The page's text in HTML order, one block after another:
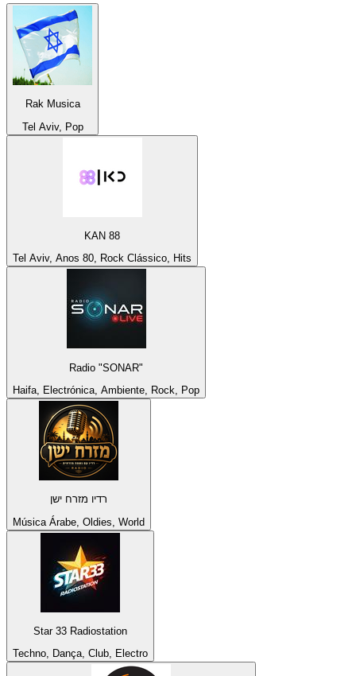
Rak Musica
Tel Aviv, Pop
KAN 88
Tel Aviv, Anos 80, Rock Clássico, Hits
Radio "SONAR"
Haifa, Electrónica, Ambiente, Rock, Pop
רדיו מזרח ישן
Música Árabe, Oldies, World
Star 33 Radiostation
Techno, Dança, Club, Electro